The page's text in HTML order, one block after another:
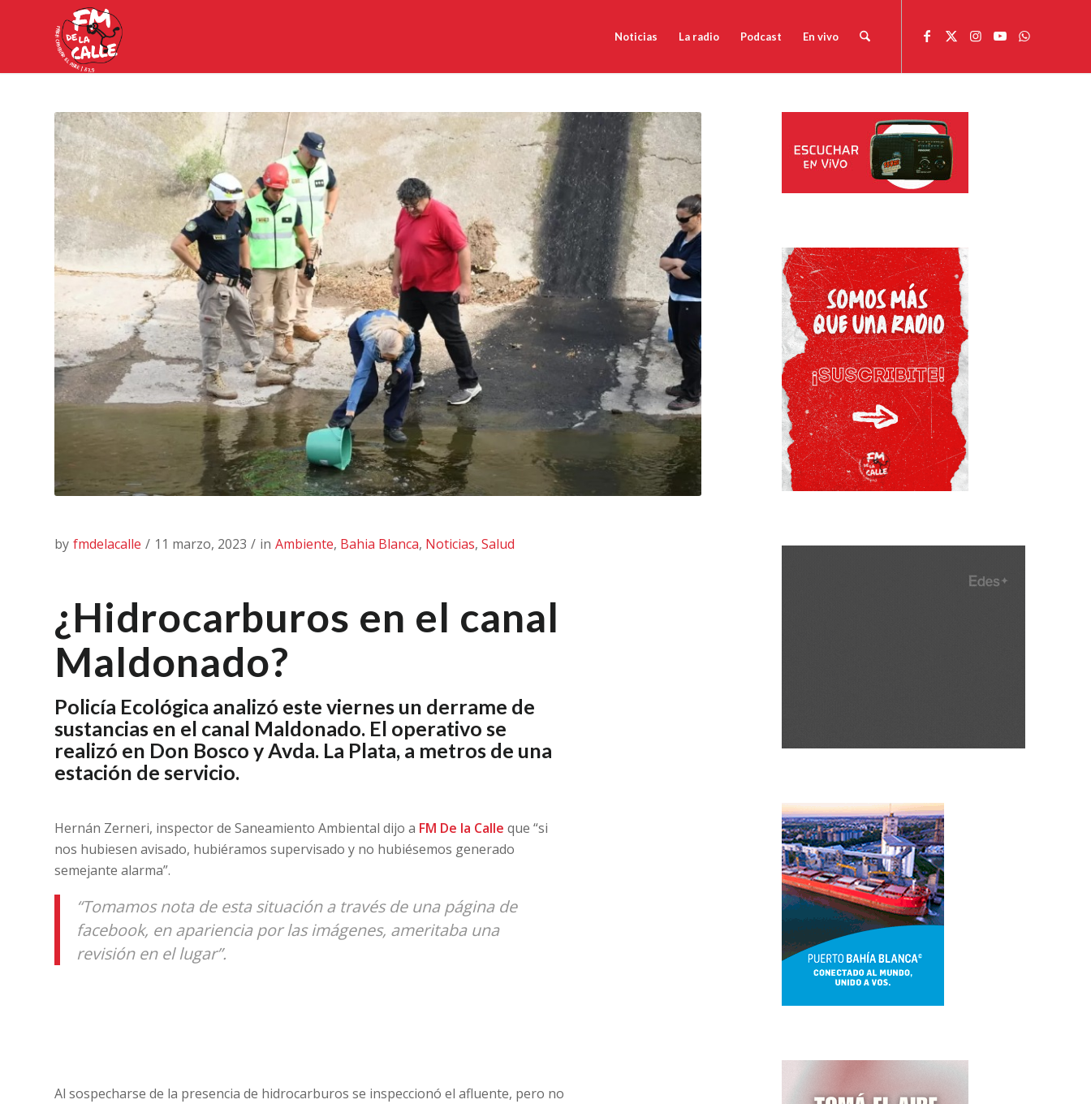
Noticias La radio Podcast En vivo
by fmdelacalle / 11 marzo, 2023 / in Ambiente, Bahia Blanca, Noticias, Salud
¿Hidrocarburos en el canal
Maldonado?
Policía Ecológica analizó este viernes un derrame de
sustancias en el canal Maldonado. El operativo se
realizó en Don Bosco y Avda. La Plata, a metros de una
estación de servicio.
Hernán Zerneri, inspector de Saneamiento Ambiental dijo a FM De la Calle que “si
nos hubiesen avisado, hubiéramos supervisado y no hubiésemos generado
semejante alarma”.
“Tomamos nota de esta situación a través de una página de
facebook, en apariencia por las imágenes, ameritaba una
revisión en el lugar”.
Al sospecharse de la presencia de hidrocarburos se inspeccionó el afluente, pero no